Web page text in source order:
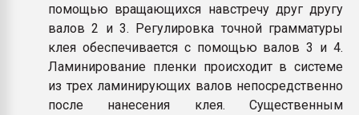
помощью вращающихся навстречу друг другу
валов 2 и 3. Регулировка точной грамматуры
клея обеспечивается с помощью валов 3 и 4.
Ламинирование пленки происходит в системе
из трех ламинирующих валов непосредственно
после нанесения клея. Существенным